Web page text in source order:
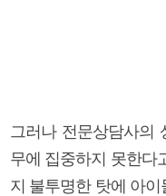
그러나 전문상담사의
무에 집중하지 못한다
지 불투명한 탓에 아